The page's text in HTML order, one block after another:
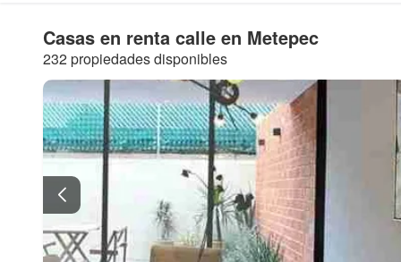
Casas en renta calle en Metepec
232 propiedades disponibles